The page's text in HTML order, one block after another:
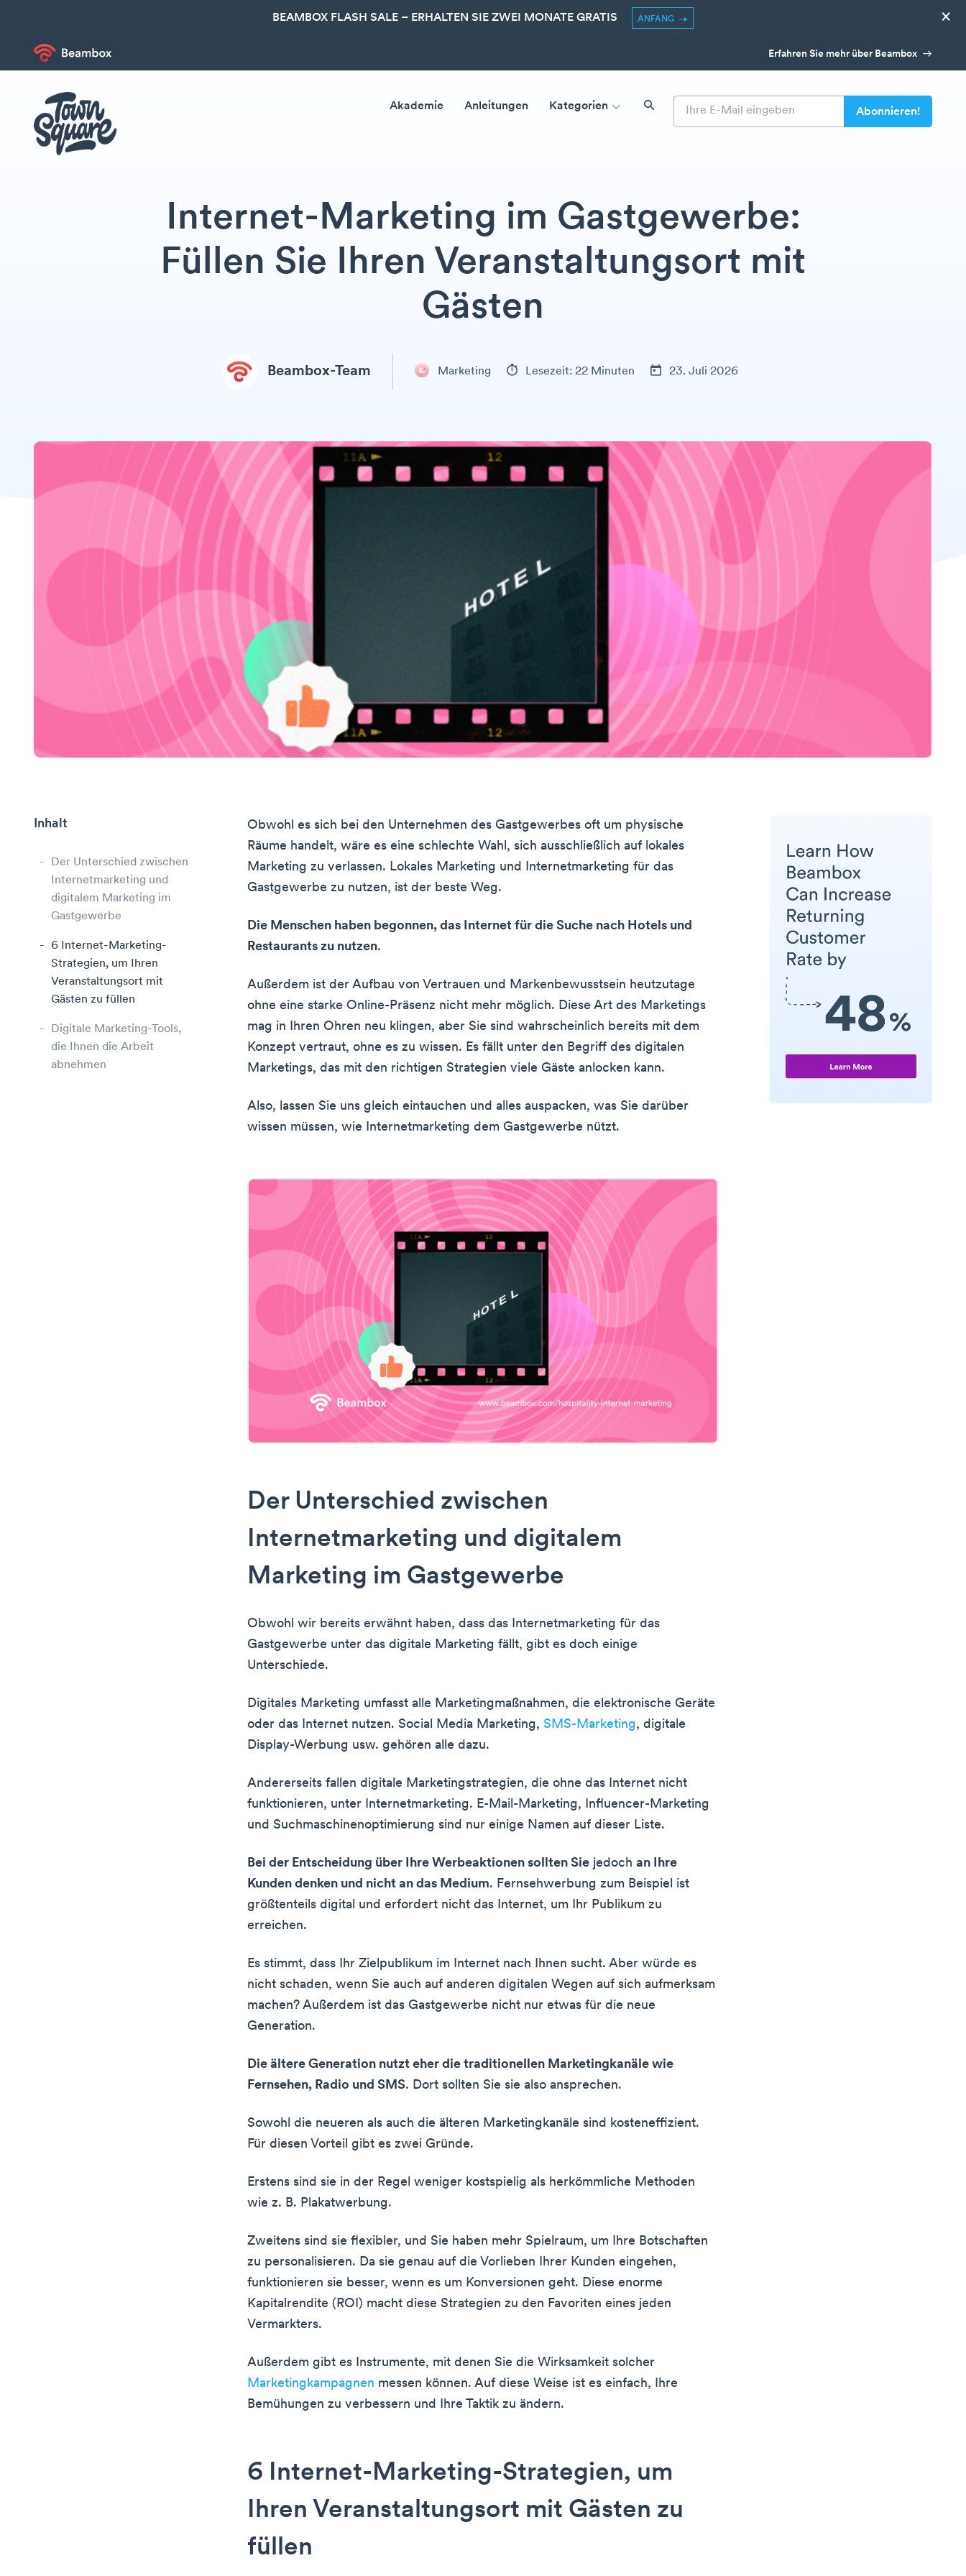
BEAMBOX FLASH SALE – ERHALTEN SIE ZWEI MONATE GRATIS ANFANG ×
Erfahren Sie mehr über Beambox
Akademie Anleitungen Kategorien
Internet-Marketing im Gastgewerbe:
Füllen Sie Ihren Veranstaltungsort mit
Gästen
Beambox-Team Marketing Lesezeit: 22 Minuten 23. Juli 2026
Inhalt
Der Unterschied zwischen
Internetmarketing und
digitalem Marketing im
Gastgewerbe
6 Internet-Marketing-
Strategien, um Ihren
Veranstaltungsort mit
Gästen zu füllen
Digitale Marketing-Tools,
die Ihnen die Arbeit
abnehmen
Obwohl es sich bei den Unternehmen des Gastgewerbes oft um physische
Räume handelt, wäre es eine schlechte Wahl, sich ausschließlich auf lokales
Marketing zu verlassen. Lokales Marketing und Internetmarketing für das
Gastgewerbe zu nutzen, ist der beste Weg.
Die Menschen haben begonnen, das Internet für die Suche nach Hotels und
Restaurants zu nutzen.
Außerdem ist der Aufbau von Vertrauen und Markenbewusstsein heutzutage
ohne eine starke Online-Präsenz nicht mehr möglich. Diese Art des Marketings
mag in Ihren Ohren neu klingen, aber Sie sind wahrscheinlich bereits mit dem
Konzept vertraut, ohne es zu wissen. Es fällt unter den Begriff des digitalen
Marketings, das mit den richtigen Strategien viele Gäste anlocken kann.
Also, lassen Sie uns gleich eintauchen und alles auspacken, was Sie darüber
wissen müssen, wie Internetmarketing dem Gastgewerbe nützt.
Der Unterschied zwischen
Internetmarketing und digitalem
Marketing im Gastgewerbe
Obwohl wir bereits erwähnt haben, dass das Internetmarketing für das
Gastgewerbe unter das digitale Marketing fällt, gibt es doch einige
Unterschiede.
Digitales Marketing umfasst alle Marketingmaßnahmen, die elektronische Geräte
oder das Internet nutzen. Social Media Marketing, SMS-Marketing, digitale
Display-Werbung usw. gehören alle dazu.
Andererseits fallen digitale Marketingstrategien, die ohne das Internet nicht
funktionieren, unter Internetmarketing. E-Mail-Marketing, Influencer-Marketing
und Suchmaschinenoptimierung sind nur einige Namen auf dieser Liste.
Bei der Entscheidung über Ihre Werbeaktionen sollten Sie jedoch an Ihre
Kunden denken und nicht an das Medium. Fernsehwerbung zum Beispiel ist
größtenteils digital und erfordert nicht das Internet, um Ihr Publikum zu
erreichen.
Es stimmt, dass Ihr Zielpublikum im Internet nach Ihnen sucht. Aber würde es
nicht schaden, wenn Sie auch auf anderen digitalen Wegen auf sich aufmerksam
machen? Außerdem ist das Gastgewerbe nicht nur etwas für die neue
Generation.
Die ältere Generation nutzt eher die traditionellen Marketingkanäle wie
Fernsehen, Radio und SMS. Dort sollten Sie sie also ansprechen.
Sowohl die neueren als auch die älteren Marketingkanäle sind kosteneffizient.
Für diesen Vorteil gibt es zwei Gründe.
Erstens sind sie in der Regel weniger kostspielig als herkömmliche Methoden
wie z. B. Plakatwerbung.
Zweitens sind sie flexibler, und Sie haben mehr Spielraum, um Ihre Botschaften
zu personalisieren. Da sie genau auf die Vorlieben Ihrer Kunden eingehen,
funktionieren sie besser, wenn es um Konversionen geht. Diese enorme
Kapitalrendite (ROI) macht diese Strategien zu den Favoriten eines jeden
Vermarkters.
Außerdem gibt es Instrumente, mit denen Sie die Wirksamkeit solcher
Marketingkampagnen messen können. Auf diese Weise ist es einfach, Ihre
Bemühungen zu verbessern und Ihre Taktik zu ändern.
6 Internet-Marketing-Strategien, um
Ihren Veranstaltungsort mit Gästen zu
füllen